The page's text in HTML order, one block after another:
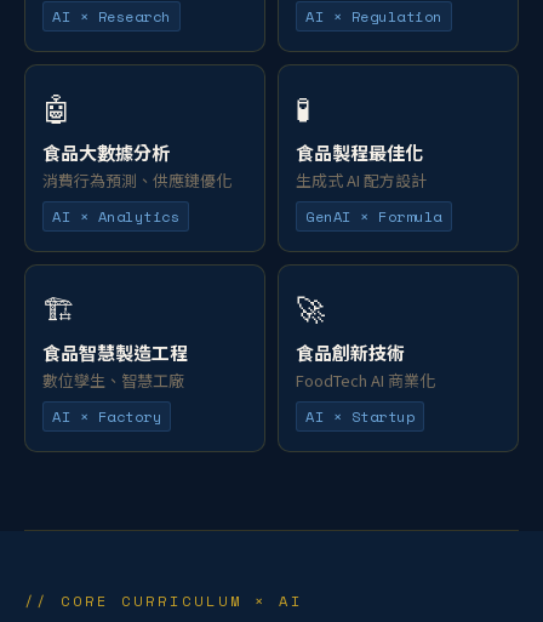
AI × Research AI × Regulation
🤖
食品大數據分析
消費行為預測、供應鏈優化
AI × Analytics
🧪
食品製程最佳化
生成式 AI 配方設計
GenAI × Formula
🏗️
食品智慧製造工程
數位孿生、智慧工廠
AI × Factory
🚀
食品創新技術
FoodTech AI 商業化
AI × Startup
// CORE CURRICULUM × AI